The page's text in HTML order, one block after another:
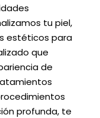
tu piel,
estéticos para
que
de
profunda, te